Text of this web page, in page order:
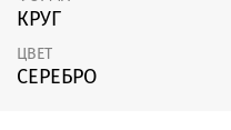
КРУГ
ЦВЕТ
СЕРЕБРО